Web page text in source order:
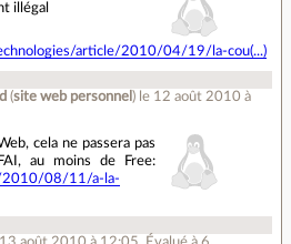
illégal
article/2010/04/19/la-cou(...)
(site web personnel ) le 12 août 2010 à
cela ne passera pas
au moins de Free:
2010/08/11/a-la-